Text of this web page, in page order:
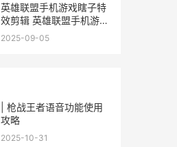
英雄联盟手机游戏瞎子特
效剪辑 英雄联盟手机游戏
叫什么
2025-09-05
| 枪战王者语音功能使用
攻略
2025-10-31